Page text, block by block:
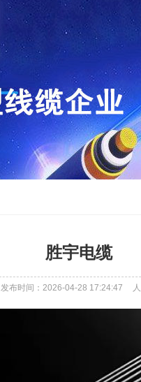
胜宇电缆
发布时间：2026-04-28 17:24:47